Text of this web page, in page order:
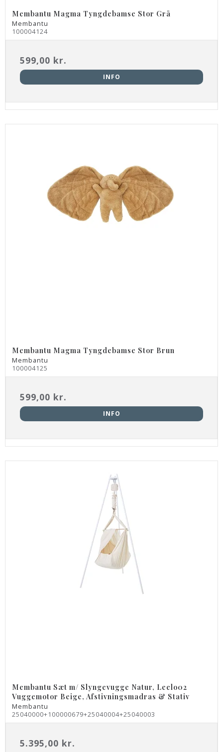
Membantu Magma Tyngdebamse Stor Grå
Membantu
100004124
599,00 kr.
INFO
Membantu Magma Tyngdebamse Stor Brun
Membantu
100004125
599,00 kr.
INFO
Membantu Sæt m/ Slyngevugge Natur, Leelo02
Vuggemotor Beige, Afstivningsmadras & Stativ
Membantu
25040000+100000679+25040004+25040003
5.395,00 kr.